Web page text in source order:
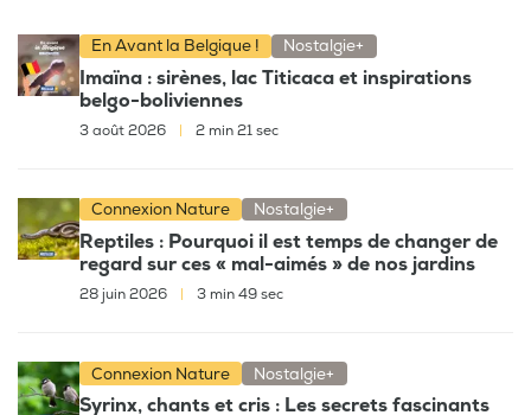
En Avant la Belgique ! Nostalgie+
Imaïna : sirènes, lac Titicaca et inspirations
belgo-boliviennes
3 août 2026 2 min 21 sec
Connexion Nature Nostalgie+
Reptiles : Pourquoi il est temps de changer de
regard sur ces « mal-aimés » de nos jardins
28 juin 2026 3 min 49 sec
Connexion Nature Nostalgie+
Syrinx, chants et cris : Les secrets fascinants